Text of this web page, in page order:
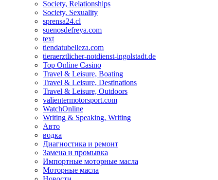
Society, Relationships
Society, Sexuality
sprensa24.cl
suenosdefreya.com
text
tiendatubelleza.com
tieraerztlicher-notdienst-ingolstadt.de
Top Online Casino
Travel & Leisure, Boating
Travel & Leisure, Destinations
Travel & Leisure, Outdoors
valientermotorsport.com
WatchOnline
Writing & Speaking, Writing
Авто
водка
Диагностика и ремонт
Замена и промывка
Импортные моторные масла
Моторные масла